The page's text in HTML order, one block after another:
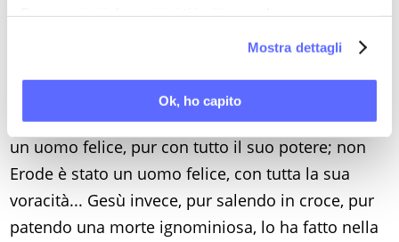
Mostra dettagli
Ok, ho capito
amici, gli altri: questo dava senso alla sua vita,
rendendola una missione in piena obbedienza
che viene dall’amore, anche la croce poteva
essere accolta con serenità.Non Pilato è stato
un uomo felice, pur con tutto il suo potere; non
Erode è stato un uomo felice, con tutta la sua
voracità... Gesù invece, pur salendo in croce, pur
patendo una morte ignominiosa, lo ha fatto nella